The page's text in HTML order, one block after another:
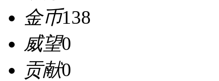
金币138
威望0
贡献0